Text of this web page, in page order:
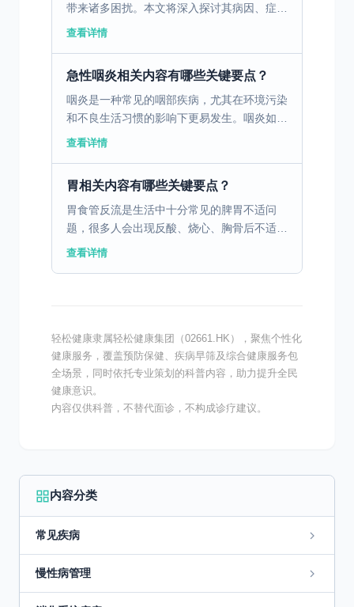
带来诸多困扰。本文将深入探讨其病因、症
状、诊断与治疗方法，并提供日常防护和管理
查看详情
急性咽炎相关内容有哪些关键要点？
咽炎是一种常见的咽部疾病，尤其在环境污染
和不良生活习惯的影响下更易发生。咽炎如果
不及时治疗，会带来严重的健康后果。 一、
查看详情
胃相关内容有哪些关键要点？
胃食管反流是生活中十分常见的脾胃不适问
题，很多人会出现反酸、烧心、胸骨后不适、
咽喉异物感等症状，看似是小毛病，却会反复
查看详情
轻松健康隶属轻松健康集团（02661.HK），聚焦个性化
健康服务，覆盖预防保健、疾病早筛及综合健康服务包
全场景，同时依托专业策划的科普内容，助力提升全民
健康意识。
内容仅供科普，不替代面诊，不构成诊疗建议。
内容分类
常见疾病
慢性病管理